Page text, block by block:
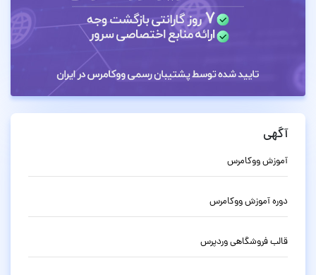
آگهی
آموزش ووکامرس
دوره آموزش ووکامرس
قالب فروشگاهی وردپرس